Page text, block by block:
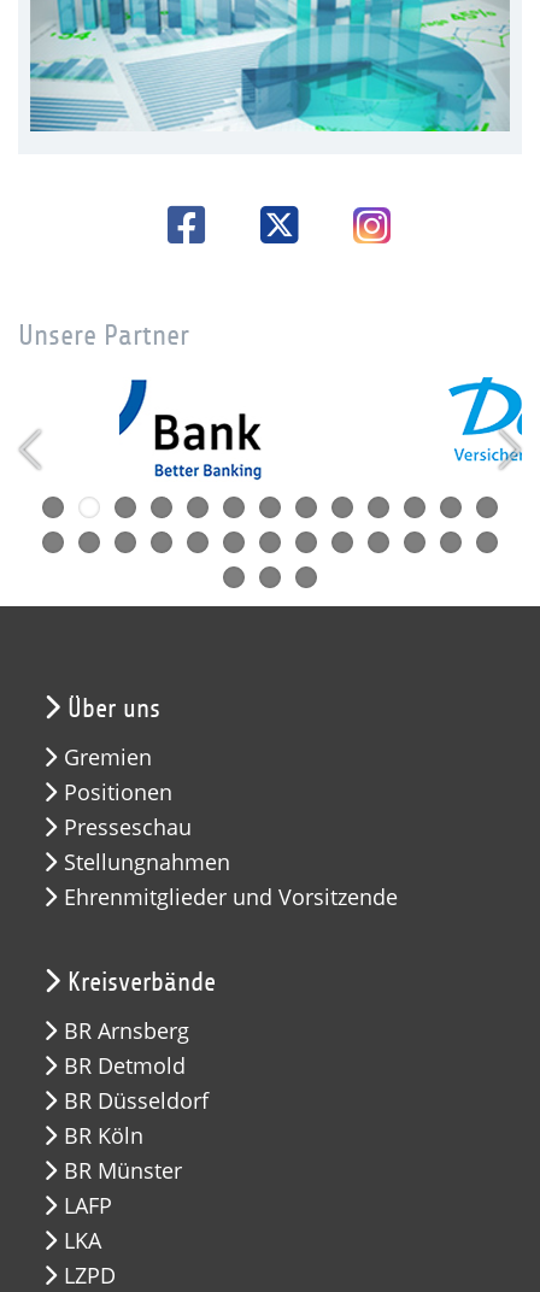
Unsere Partner
Über uns
Gremien
Positionen
Presseschau
Stellungnahmen
Ehrenmitglieder und Vorsitzende
Kreisverbände
BR Arnsberg
BR Detmold
BR Düsseldorf
BR Köln
BR Münster
LAFP
LKA
LZPD